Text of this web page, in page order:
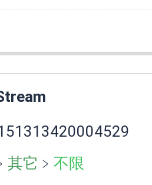
其它 ﹥ 不限